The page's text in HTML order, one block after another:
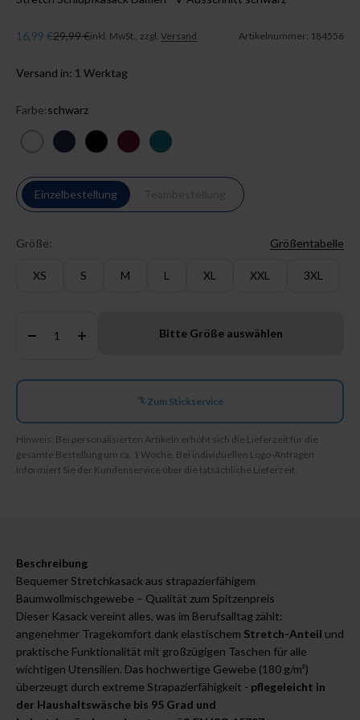
Angebot
16,99 €Regulärer Preis
29,99 €inkl. MwSt., zzgl. Versand Artikelnummer: 184556
Versand in: 1 Werktag
Farbe:schwarz
weiß navy schwarzbordeauxpetrol
Einzelbestellung
Größe: Größentabelle
XS S M L XL XXL 3XL
Bitte Größe auswählen
Zum Stickservice
Hinweis: Bei personalisierten Artikeln erhöht sich die Lieferzeit für die
gesamte Bestellung um ca. 1 Woche. Bei individuellen Logo-Anfragen
informiert Sie der Kundenservice über die tatsächliche Lieferzeit.
Beschreibung
Bequemer Stretchkasack aus strapazierfähigem
Baumwollmischgewebe – Qualität zum Spitzenpreis
Dieser Kasack vereint alles, was im Berufsalltag zählt:
angenehmer Tragekomfort dank elastischem Stretch-Anteil und
praktische Funktionalität mit großzügigen Taschen für alle
wichtigen Utensilien. Das hochwertige Gewebe (180 g/m²)
überzeugt durch extreme Strapazierfähigkeit - pflegeleicht in
der Haushaltswäsche bis 95 Grad und